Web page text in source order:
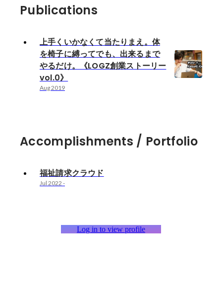
Publications
上手くいかなくて当たりまえ。体
を椅子に縛ってでも、出来るまで
やるだけ。《LOGZ創業ストーリー
vol.0》
Aug 2019
Accomplishments / Portfolio
福祉請求クラウド
Jul 2022 -
Log in to view profile